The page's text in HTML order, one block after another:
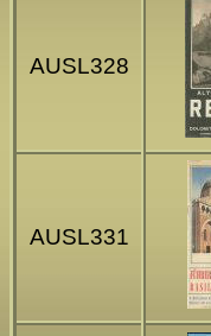
AUSL328
AUSL331